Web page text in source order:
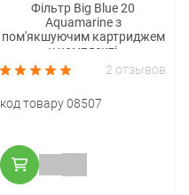
Фільтр Big Blue 20
Aquamarine з
пом'якшуючим картриджем
у комплекті
2 отзывов
код товару 08507